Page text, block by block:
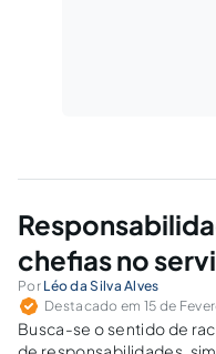
chefias no
Por Léo da Silva Alves
Destacado em 15 de
Busca-se o sentido de